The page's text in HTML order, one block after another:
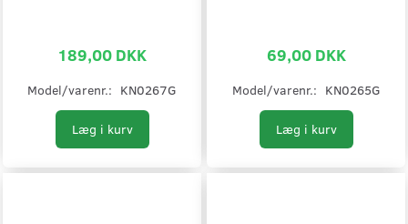
189,00 DKK
Model/varenr.: KN0267G
Læg i kurv
69,00 DKK
Model/varenr.: KN0265G
Læg i kurv